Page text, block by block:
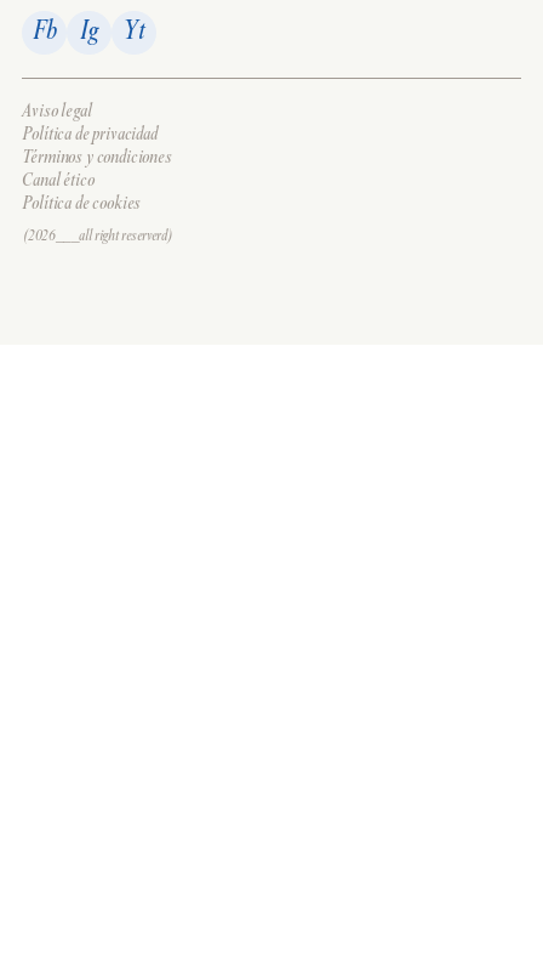
Fb Ig Yt
Aviso legal
Política de privacidad
Términos y condiciones
Canal ético
Política de cookies
(2026___all right reserverd)